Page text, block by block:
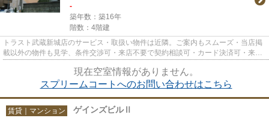
-
築年数：築16年
階数：4階建
トラスト武蔵新城店のサービス・取扱い物件は近隣。ご案内もスムーズ・当店掲
載以外の物件も見学、条件交渉可・来店不要で契約相談可・カード決済可・来店
時無料駐車場有（要電話予約...
現在空室情報がありません。
スプリームコートへのお問い合わせはこちら
賃貸｜マンション ゲインズビルⅡ